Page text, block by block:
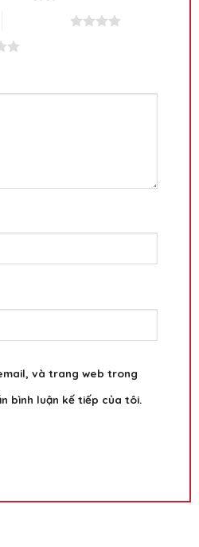
và trang web trong
bình luận kế tiếp của tôi.